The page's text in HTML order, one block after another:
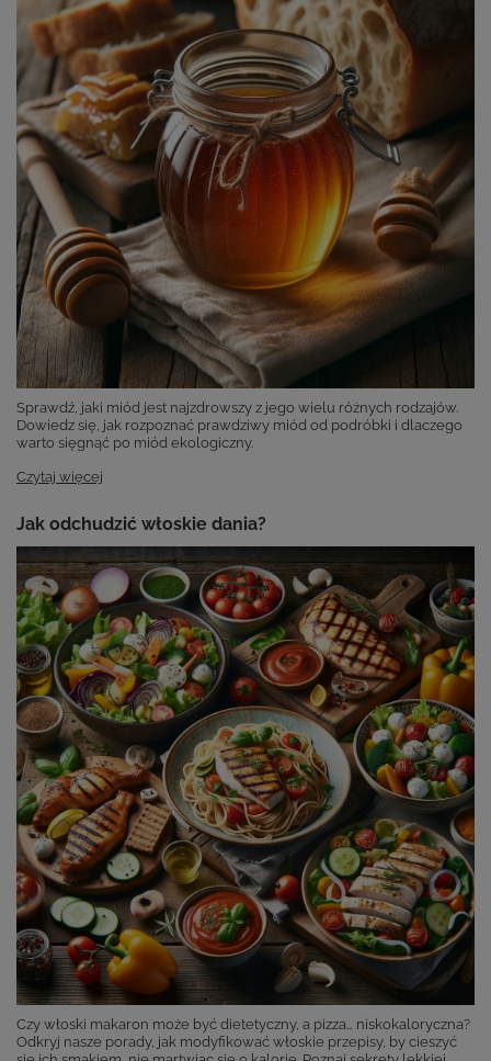
Sprawdź, jaki miód jest najzdrowszy z jego wielu różnych rodzajów.
Dowiedz się, jak rozpoznać prawdziwy miód od podróbki i dlaczego
warto sięgnąć po miód ekologiczny.
Czytaj więcej
Jak odchudzić włoskie dania?
Czy włoski makaron może być dietetyczny, a pizza… niskokaloryczna?
Odkryj nasze porady, jak modyfikować włoskie przepisy, by cieszyć